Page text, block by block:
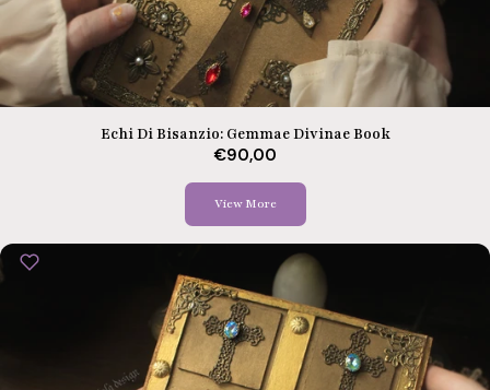
View More
Echi Di Bisanzio: Gemmae Divinae Book
€90,00